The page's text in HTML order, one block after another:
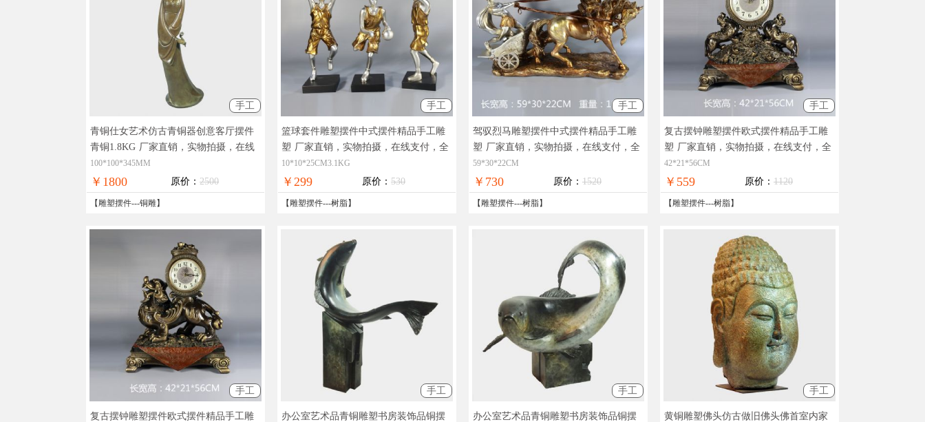
手工
青铜仕女艺术仿古青铜器创意客厅摆件
青铜1.8KG 厂家直销，实物拍摄，在线
支付，全国免邮
100*100*345MM
￥1800 原价： 2500
【雕塑摆件---铜雕】
手工
篮球套件雕塑摆件中式摆件精品手工雕
塑 厂家直销，实物拍摄，在线支付，全
国免邮
10*10*25CM3.1KG
￥299 原价： 530
【雕塑摆件---树脂】
手工
驾驭烈马雕塑摆件中式摆件精品手工雕
塑 厂家直销，实物拍摄，在线支付，全
国免邮
59*30*22CM
￥730 原价： 1520
【雕塑摆件---树脂】
手工
复古摆钟雕塑摆件欧式摆件精品手工雕
塑 厂家直销，实物拍摄，在线支付，全
国免邮
42*21*56CM
￥559 原价： 1120
【雕塑摆件---树脂】
手工
复古摆钟雕塑摆件欧式摆件精品手工雕
手工
办公室艺术品青铜雕塑书房装饰品铜摆
手工
办公室艺术品青铜雕塑书房装饰品铜摆
手工
黄铜雕塑佛头仿古做旧佛头佛首室内家